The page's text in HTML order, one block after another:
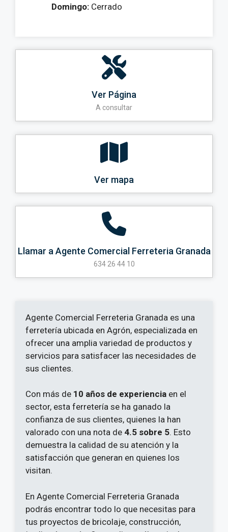
Domingo: Cerrado
Ver Página
A consultar
Ver mapa
Llamar a Agente Comercial Ferreteria Granada
634 26 44 10
Agente Comercial Ferreteria Granada es una
ferretería ubicada en Agrón, especializada en
ofrecer una amplia variedad de productos y
servicios para satisfacer las necesidades de
sus clientes.
Con más de 10 años de experiencia en el
sector, esta ferretería se ha ganado la
confianza de sus clientes, quienes la han
valorado con una nota de 4.5 sobre 5. Esto
demuestra la calidad de su atención y la
satisfacción que generan en quienes los
visitan.
En Agente Comercial Ferreteria Granada
podrás encontrar todo lo que necesitas para
tus proyectos de bricolaje, construcción,